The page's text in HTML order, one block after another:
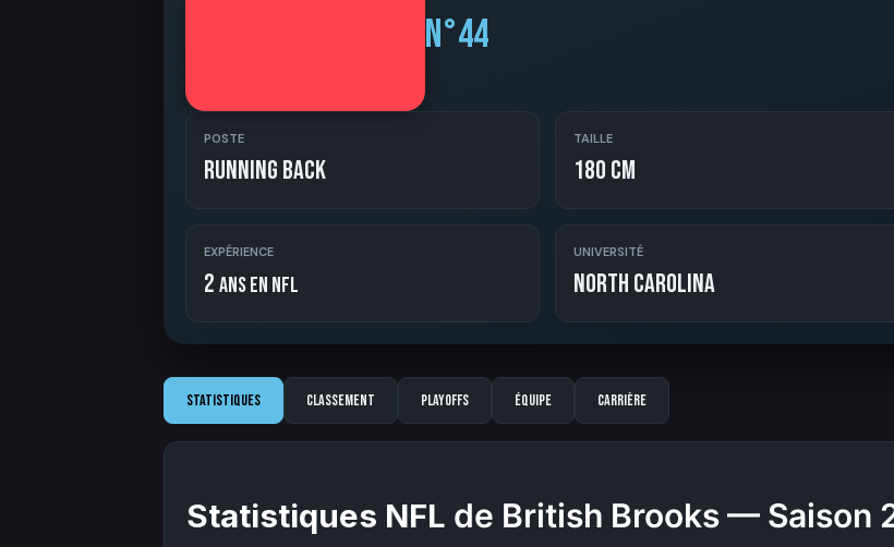
N°44
POSTE
Running Back
TAILLE
180 cm
EXPÉRIENCE
2 ans en NFL
UNIVERSITÉ
North Carolina
Statistiques Classement Playoffs Équipe Carrière
Statistiques NFL de British Brooks — Saison